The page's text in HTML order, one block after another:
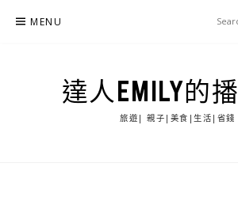
MENU
達人EMILY的
旅遊| 親子|美食|生活|省錢